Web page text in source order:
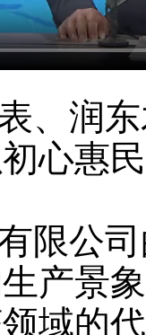
、润
心惠
限公
产景
域的